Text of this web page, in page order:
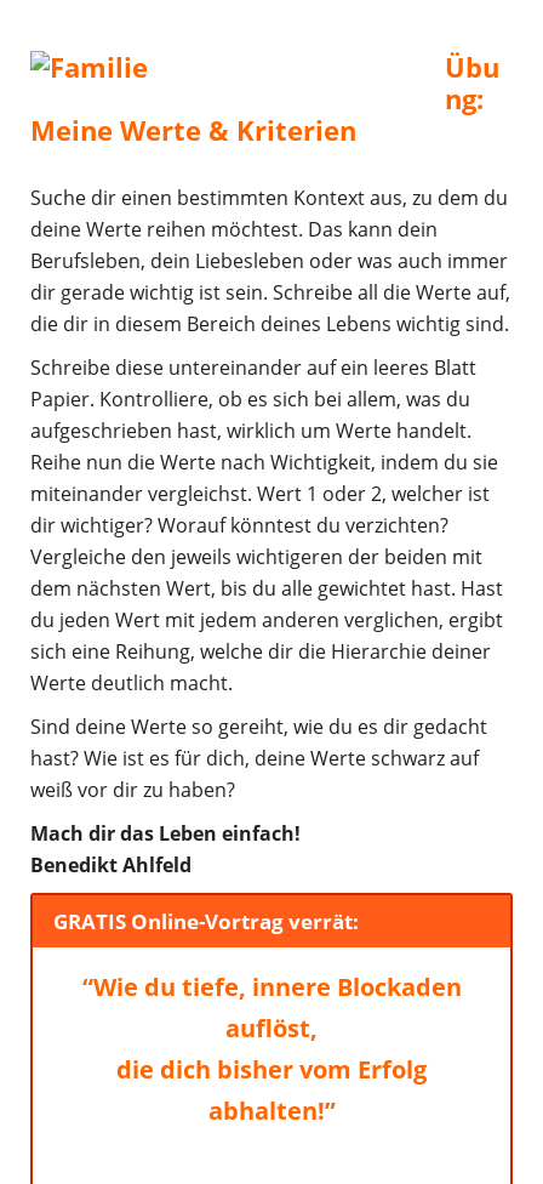
Übu
ng:
Meine Werte & Kriterien
Suche dir einen bestimmten Kontext aus, zu dem du
deine Werte reihen möchtest. Das kann dein
Berufsleben, dein Liebesleben oder was auch immer
dir gerade wichtig ist sein. Schreibe all die Werte auf,
die dir in diesem Bereich deines Lebens wichtig sind.
Schreibe diese untereinander auf ein leeres Blatt
Papier. Kontrolliere, ob es sich bei allem, was du
aufgeschrieben hast, wirklich um Werte handelt.
Reihe nun die Werte nach Wichtigkeit, indem du sie
miteinander vergleichst. Wert 1 oder 2, welcher ist
dir wichtiger? Worauf könntest du verzichten?
Vergleiche den jeweils wichtigeren der beiden mit
dem nächsten Wert, bis du alle gewichtet hast. Hast
du jeden Wert mit jedem anderen verglichen, ergibt
sich eine Reihung, welche dir die Hierarchie deiner
Werte deutlich macht.
Sind deine Werte so gereiht, wie du es dir gedacht
hast? Wie ist es für dich, deine Werte schwarz auf
weiß vor dir zu haben?
Mach dir das Leben einfach!
Benedikt Ahlfeld
GRATIS Online-Vortrag verrät:
“Wie du tiefe, innere Blockaden
auflöst,
die dich bisher vom Erfolg
abhalten!”